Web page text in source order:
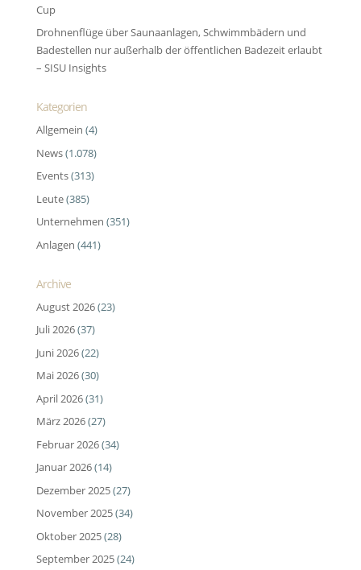
Cup
Drohnenflüge über Saunaanlagen, Schwimmbädern und
Badestellen nur außerhalb der öffentlichen Badezeit erlaubt
– SISU Insights
Kategorien
Allgemein (4)
News(1.078)
Events(313)
Leute(385)
Unternehmen (351)
Anlagen (441)
Archive
August 2026(23)
Juli 2026(37)
Juni 2026(22)
Mai 2026(30)
April 2026(31)
März 2026(27)
Februar 2026(34)
Januar 2026(14)
Dezember 2025(27)
November 2025(34)
Oktober 2025(28)
September 2025(24)